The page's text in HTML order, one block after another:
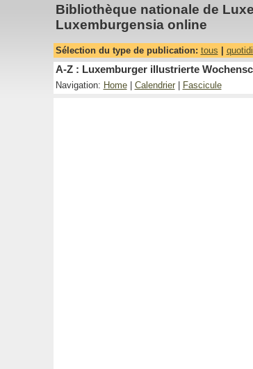
Bibliothèque nationale de
Luxemburgensia online
Sélection du type de publication: tous
A-Z : Luxemburger illustrierte
Navigation: Home| Calendrier| Fascicule